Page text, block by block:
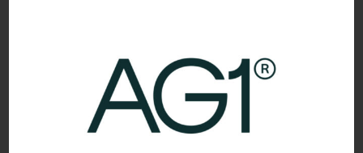
